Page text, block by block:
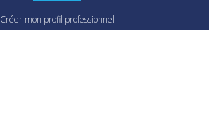
Créer mon profil professionnel